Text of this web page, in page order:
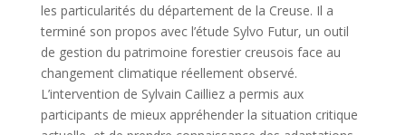
les particularités du département de la Creuse. Il a
terminé son propos avec l’étude Sylvo Futur, un outil
de gestion du patrimoine forestier creusois face au
changement climatique réellement observé.
L’intervention de Sylvain Cailliez a permis aux
participants de mieux appréhender la situation critique